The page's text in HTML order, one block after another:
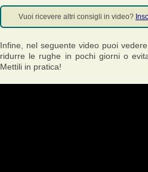
Vuoi ricevere altri consigli in video?
Infine, nel seguente video puoi
ridurre le rughe in pochi giorni o
Mettili in pratica!